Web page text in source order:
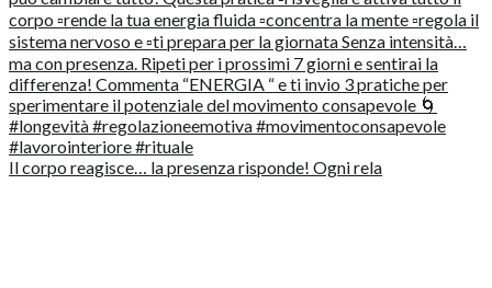
Il corpo reagisce… la presenza risponde! Ogni rela